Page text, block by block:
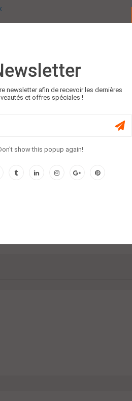
25 26 27
newsletter afin de recevoir les dernières
et offres spéciales !
show this popup again!